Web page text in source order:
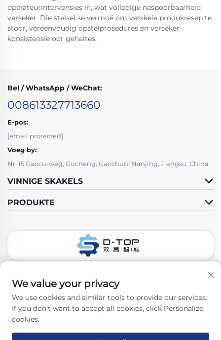
operateurintervensies in, wat volledige naspoorbaarheid
verseker. Die stelsel se vermoë om verskeie produkresep te
stoor, vereenvoudig opstelprosedures en verseker
konsistensie oor gehaltes.
Bel / WhatsApp / WeChat:
008613327713660
E-pos:
[email protected]
Voeg by:
Nr. 15 Gaocu-weg, Gucheng, Gaochun, Nanjing, Jiangsu, China
VINNIGE SKAKELS
PRODUKTE
Kopiereg © 2026 Nanjing D-Top Pharmatech Co., Ltd. Alle regte
We value your privacy
We use cookies and similar tools to provide our services.
If you don't want to accept all cookies, click Personalize
cookies.